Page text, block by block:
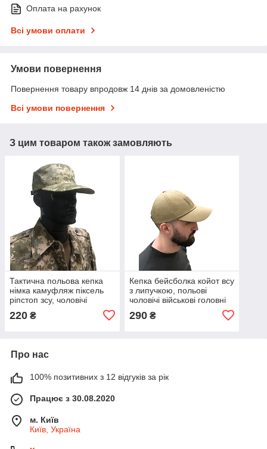
Оплата на рахунок
Всі умови оплати
Умови повернення
Повернення товару впродовж 14 днів за домовленістю
Всі умови повернення
З цим товаром також замовляють
Тактична польова кепка
німка камуфляж піксель
ріпстоп зсу, чоловічі
ЗСУ
220 ₴
Кепка бейсболка койот всу
з липучкою, польові
чоловічі військові головні
армійська зсу
290₴
Про нас
100% позитивних з 12 відгуків за рік
Працює з 30.08.2020
м. Київ
Київ, Україна